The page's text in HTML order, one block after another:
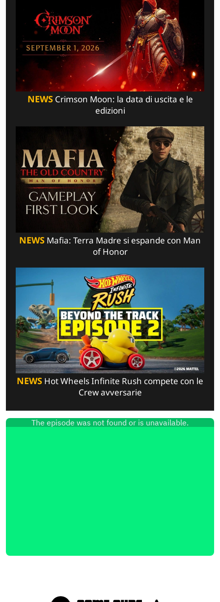
NEWSCrimson Moon: la data di uscita e le
edizioni
NEWS Mafia: Terra Madre si espande con Man
of Honor
NEWS Hot Wheels Infinite Rush compete con le
Crew avversarie